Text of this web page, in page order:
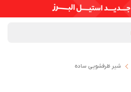
شیر ظرفشویی ساده